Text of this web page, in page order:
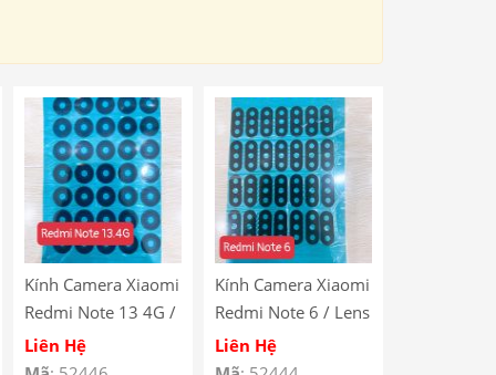
Kính Camera Xiaomi
Redmi Note 13 4G /
Lens Camera Xiaomi
Redmi Note 13 4G /
Liên Hệ
Kính Camera Xiaomi
Redmi Note 6 / Lens
Camera Xiaomi
Redmi Note 6 / Mắt
Liên Hệ